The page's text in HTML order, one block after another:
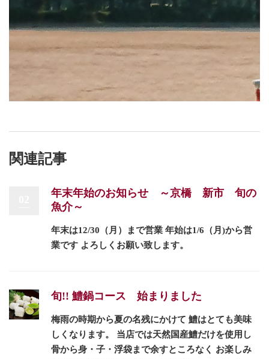
関連記事
年末年始のお知らせ ～京橋 新市 旬の
魚介～
年末は12/30（月）まで営業 年始は1/6（月)から営
業です よろしくお願い致します。
旬!! 鱧鍋コース 始まりました
梅雨の時期から夏の名残にかけて 鱧はとても美味
しくなります。 当店では天然国産鱧だけを使用し
骨から身・子・浮袋まで余すところなく お楽しみ